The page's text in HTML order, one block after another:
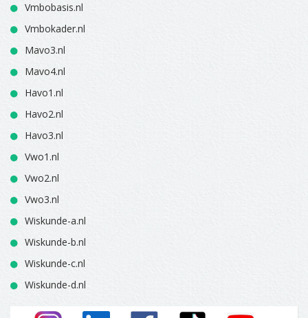
Vmbobasis.nl
Vmbokader.nl
Mavo3.nl
Mavo4.nl
Havo1.nl
Havo2.nl
Havo3.nl
Vwo1.nl
Vwo2.nl
Vwo3.nl
Wiskunde-a.nl
Wiskunde-b.nl
Wiskunde-c.nl
Wiskunde-d.nl